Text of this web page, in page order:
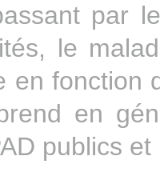
par
le
en fonction
en
publics et